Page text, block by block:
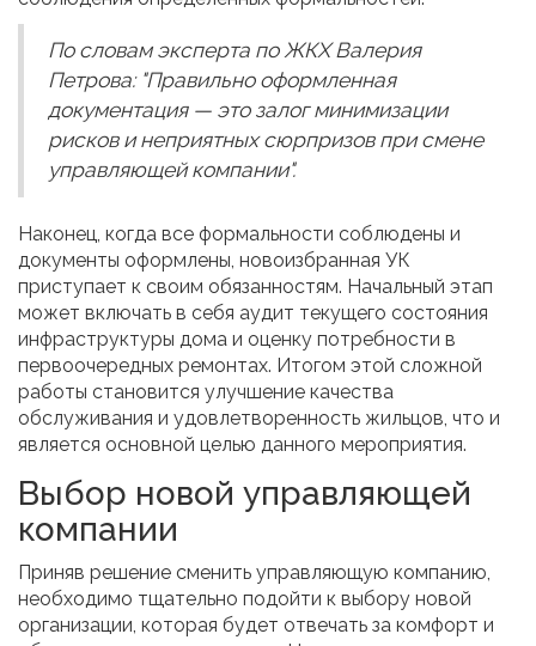
По словам эксперта по ЖКХ Валерия
Петрова: "Правильно оформленная
документация — это залог минимизации
рисков и неприятных сюрпризов при смене
управляющей компании".
Наконец, когда все формальности соблюдены и
документы оформлены, новоизбранная УК
приступает к своим обязанностям. Начальный этап
может включать в себя аудит текущего состояния
инфраструктуры дома и оценку потребности в
первоочередных ремонтах. Итогом этой сложной
работы становится улучшение качества
обслуживания и удовлетворенность жильцов, что и
является основной целью данного мероприятия.
Выбор новой управляющей
компании
Приняв решение сменить управляющую компанию,
необходимо тщательно подойти к выбору новой
организации, которая будет отвечать за комфорт и